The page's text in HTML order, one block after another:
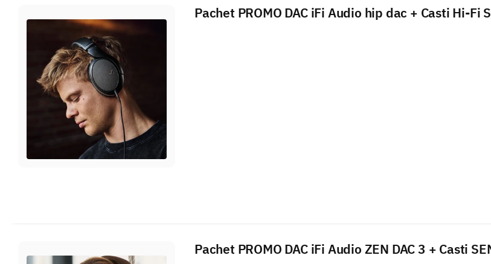
Pachet PROMO DAC iFi Audio hip dac + Casti Hi-Fi
Pachet PROMO DAC iFi Audio ZEN DAC 3 + Casti